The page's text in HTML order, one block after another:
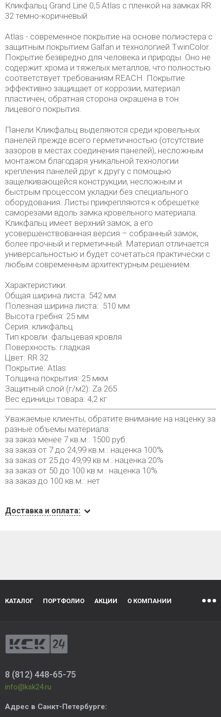
Кликфальц Grand Line 0,5 Atlas с пленкой на замках RR
32 темно-коричневый
Atlas - современное покрытие на основе полиэстера с
защитным покрытием Galfan и технологией TwinColor.
Покрытие безвредно для человека и природы. Оно не
содержит хрома и тяжелых металлов, что полностью
соответствует требованиям REACH. Покрытие
эффективно защищает от коррозии, материал
пластичен, обратная сторона окрашена в тон
лицевого покрытия.
Панели Кликфальц выделяются среди кровельных
панелей прежде всего герметичностью (отсутствие
зазоров в местах соединения панелей), несложным
монтажом благодаря уникальной технологии
крепления панелей друг к другу с помощью
защелкивающейся конструкции, несложным и
быстрым процессом укладки без специального
оборудования. Листы прикрепляются к обрешетке
саморезами вдоль замка кровельного материала.
Кликфальц имеет верхний замок, а его
усовершенствованная версия – собранный замок,
более прочный и герметичный. Материал отличается
универсальностью и будет сочетаться практически с
любым современным архитектурным решением.
Характеристики:
Общая ширина листа: 542 мм
Полезная ширина листа: 510 мм
Высота гребня: 25 мм
Серия: кликфальц
Тип кровли: фальцевая кровля
Поверхность: гладкая
Цвет: RR 32
Покрытие: Atlas
Толщина покрытия: 25 мкм
Защитный слой (г/м2): Za 265
Вес единицы товара: 4,2 кг
Уважаемые клиенты, обратите внимание на наценку за
разные объемы материала:
за заказ менее 7 кв.м.: 1500 руб.
за заказ от 7 до 24,99 кв.м.: наценка 100%
за заказ от 25 до 49,99 кв.м.: наценка 20%
за заказ от 50 до 100 кв.м.: наценка 10%
за заказ до 100 кв.м.: нет
Доставка и оплата:
КАТАЛОГ ПОРТФОЛИО АКЦИИ О КОМПАНИИ
8 (812) 448-65-75
info@ksk24.ru
Адрес в Санкт-Петербурге: